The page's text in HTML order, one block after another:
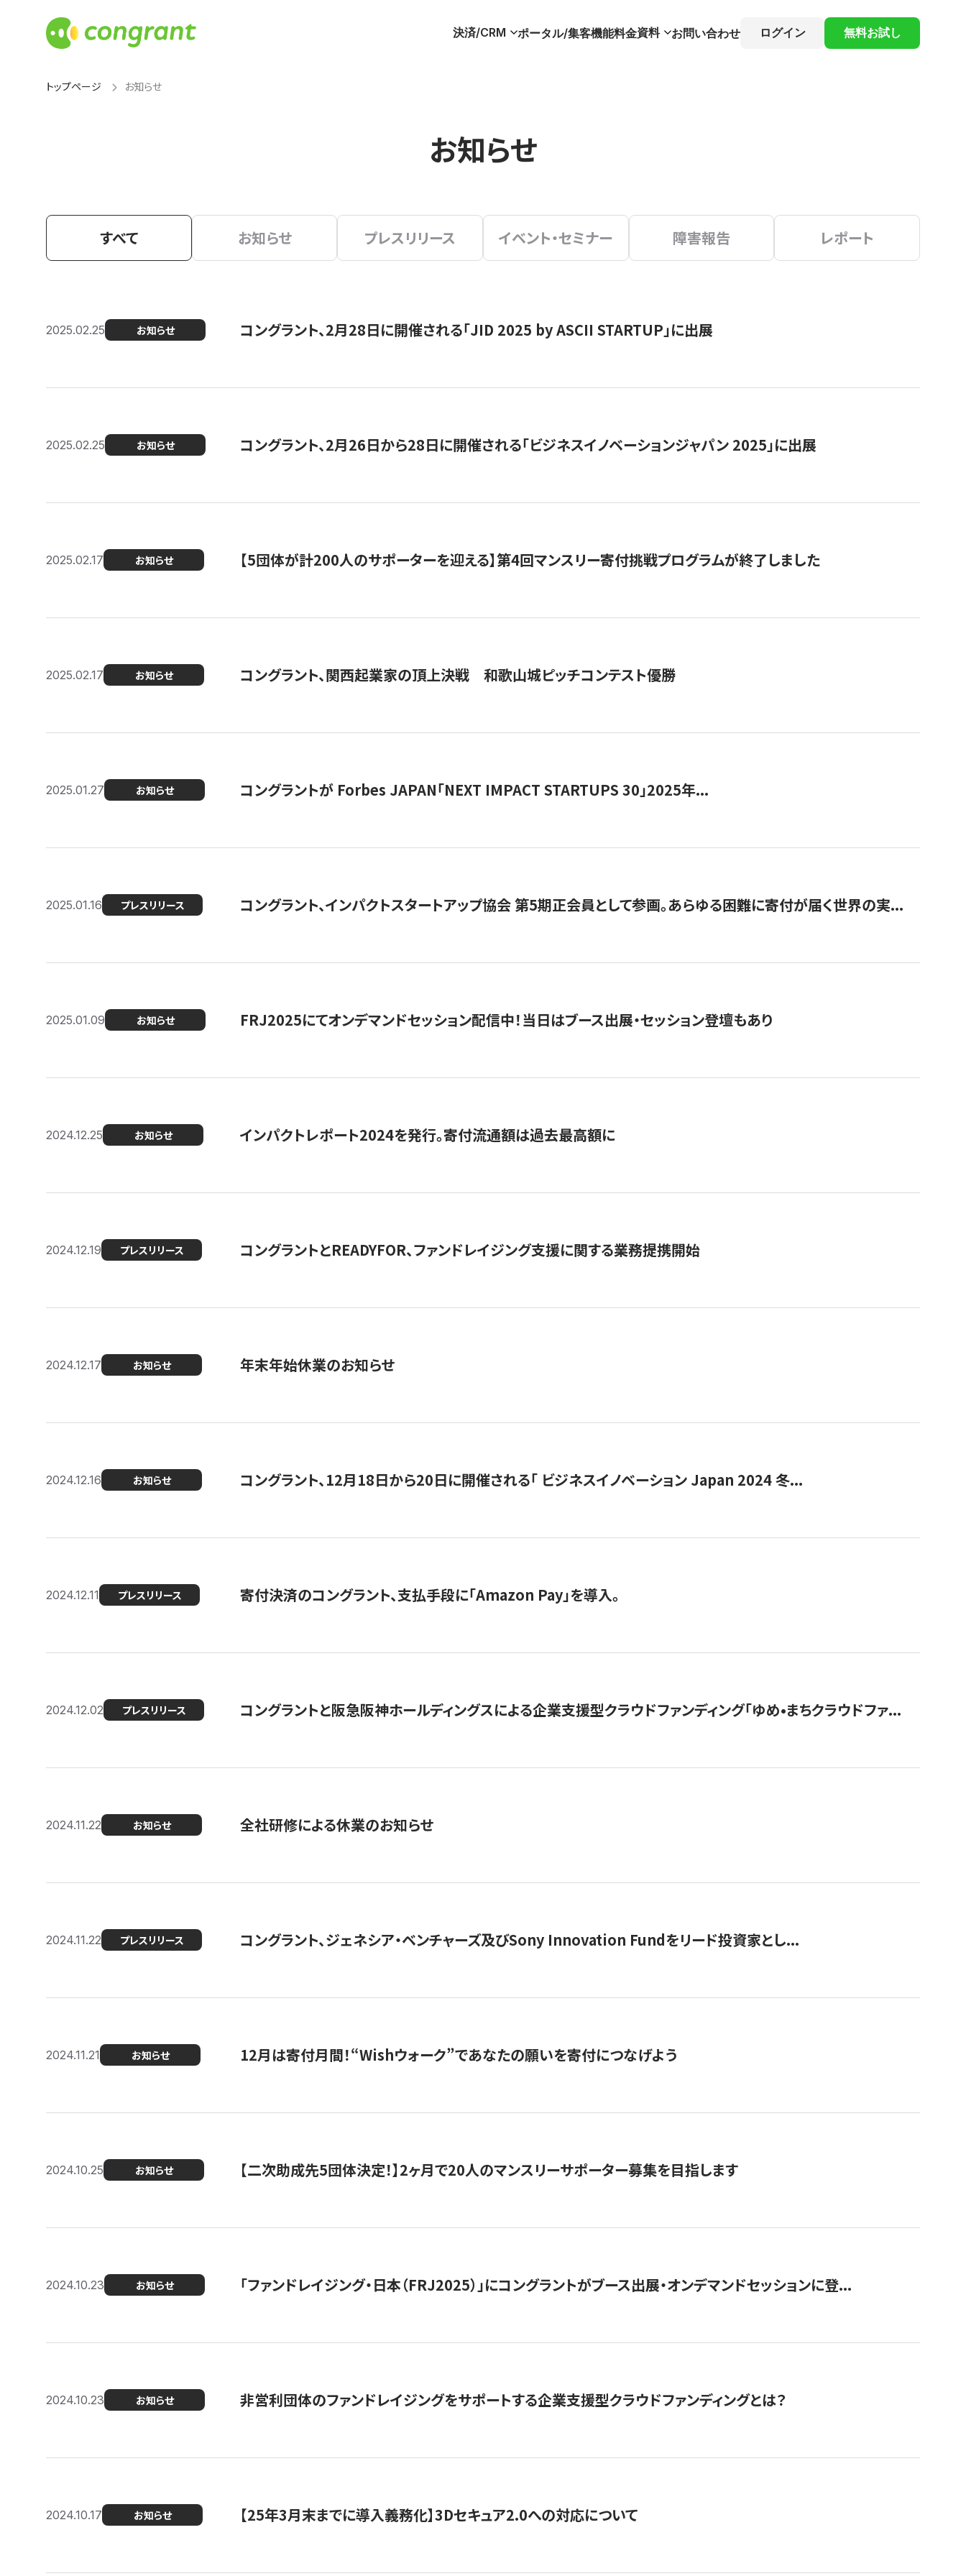
決済/CRM ポータル/集客機能料金資料 お問い合わせ ログイン 無料お試し
トップページ お知らせ
お知らせ
すべて お知らせ プレスリリース イベント・セミナー 障害報告 レポート
2025.02.25 お知らせ コングラント、2月28日に開催される「JID 2025 by ASCII STARTUP」に出展
2025.02.25 お知らせ コングラント、2月26日から28日に開催される「ビジネスイノベーションジャパン 2025」に出展
2025.02.17 お知らせ 【5団体が計200人のサポーターを迎える】​​第4回マンスリー寄付挑戦プログラムが終了しました
2025.02.17 お知らせ コングラント、関西起業家の頂上決戦 和歌山城ピッチコンテスト優勝
2025.01.27 お知らせ コングラントが Forbes JAPAN「NEXT IMPACT STARTUPS 30」2025年...
2025.01.16 プレスリリース コングラント、インパクトスタートアップ協会 第5期正会員として参画。あらゆる困難に寄付が届く世界の実...
2025.01.09 お知らせ FRJ2025にてオンデマンドセッション配信中！当日はブース出展・セッション登壇もあり
2024.12.25 お知らせ インパクトレポート2024を発行。寄付流通額は過去最高額に
2024.12.19 プレスリリース コングラントとREADYFOR、ファンドレイジング支援に関する業務提携開始
2024.12.17 お知らせ 年末年始休業のお知らせ
2024.12.16 お知らせ コングラント、12月18日から20日に開催される「 ビジネスイノベーション Japan 2024 冬...
2024.12.11 プレスリリース 寄付決済のコングラント、支払手段に「Amazon Pay」を導入。
2024.12.02 プレスリリース コングラントと阪急阪神ホールディングスによる企業支援型クラウドファンディング「ゆめ•まちクラウドファ...
2024.11.22 お知らせ 全社研修による休業のお知らせ
2024.11.22 プレスリリース コングラント、ジェネシア・ベンチャーズ及びSony Innovation Fundをリード投資家とし...
2024.11.21 お知らせ 12月は寄付月間！“Wishウォーク”であなたの願いを寄付につなげよう
2024.10.25 お知らせ 【二次助成先5団体決定！】2ヶ月で20人のマンスリーサポーター募集を目指します
2024.10.23 お知らせ 「ファンドレイジング・日本（FRJ2025）」にコングラントがブース出展・オンデマンドセッションに登...
2024.10.23 お知らせ 非営利団体のファンドレイジングをサポートする企業支援型クラウドファンディングとは？
2024.10.17 お知らせ 【25年3月末までに導入義務化】3Dセキュア2.0への対応について